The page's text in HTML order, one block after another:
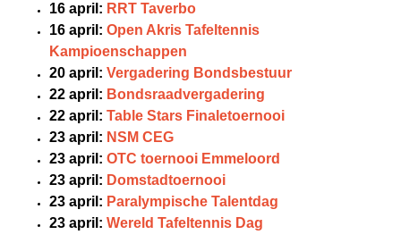
16 april: RRT Taverbo
16 april: Open Akris Tafeltennis
Kampioenschappen
20 april: Vergadering Bondsbestuur
22 april: Bondsraadvergadering
22 april: Table Stars Finaletoernooi
23 april: NSM CEG
23 april: OTC toernooi Emmeloord
23 april: Domstadtoernooi
23 april: Paralympische Talentdag
23 april: Wereld Tafeltennis Dag